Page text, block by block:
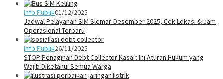
Info Publik01/12/2025
Jadwal Pelayanan SIM Sleman Desember 2025, Cek Lokasi & Jam
Operasional Terbaru
Info Publik26/11/2025
STOP Penagihan Debt Collector Kasar: Ini Aturan Hukum yang
Wajib Diketahui Semua Warga